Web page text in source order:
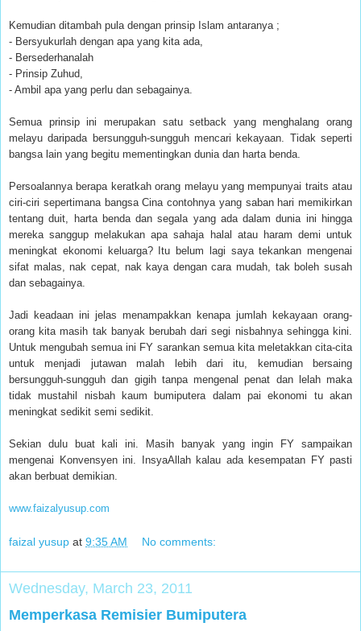
Kemudian ditambah pula dengan prinsip Islam antaranya ;
- Bersyukurlah dengan apa yang kita ada,
- Bersederhanalah
- Prinsip Zuhud,
- Ambil apa yang perlu dan sebagainya.
Semua prinsip ini merupakan satu setback yang menghalang orang
melayu daripada bersungguh-sungguh mencari kekayaan. Tidak seperti
bangsa lain yang begitu mementingkan dunia dan harta benda.
Persoalannya berapa keratkah orang melayu yang mempunyai traits atau
ciri-ciri sepertimana bangsa Cina contohnya yang saban hari memikirkan
tentang duit, harta benda dan segala yang ada dalam dunia ini hingga
mereka sanggup melakukan apa sahaja halal atau haram demi untuk
meningkat ekonomi keluarga? Itu belum lagi saya tekankan mengenai
sifat malas, nak cepat, nak kaya dengan cara mudah, tak boleh susah
dan sebagainya.
Jadi keadaan ini jelas menampakkan kenapa jumlah kekayaan orang-
orang kita masih tak banyak berubah dari segi nisbahnya sehingga kini.
Untuk mengubah semua ini FY sarankan semua kita meletakkan cita-cita
untuk menjadi jutawan malah lebih dari itu, kemudian bersaing
bersungguh-sungguh dan gigih tanpa mengenal penat dan lelah maka
tidak mustahil nisbah kaum bumiputera dalam pai ekonomi tu akan
meningkat sedikit semi sedikit.
Sekian dulu buat kali ini. Masih banyak yang ingin FY sampaikan
mengenai Konvensyen ini. InsyaAllah kalau ada kesempatan FY pasti
akan berbuat demikian.
www.faizalyusup.com
faizal yusup at 9:35 AM No comments:
Wednesday, March 23, 2011
Memperkasa Remisier Bumiputera